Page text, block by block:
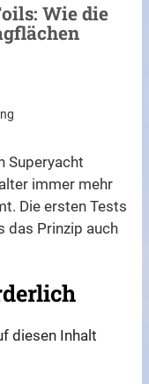
Wie die
Superyacht
immer mehr
Die ersten Tests
das Prinzip auch
diesen Inhalt